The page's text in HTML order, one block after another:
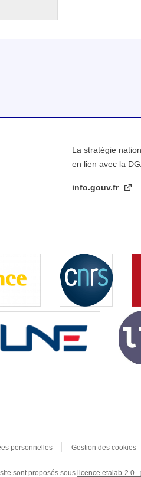
La stratégie
en lien avec la
info.gouv.fr
personnelles Gestion des cookies
sont proposés sous licence etalab-2.0